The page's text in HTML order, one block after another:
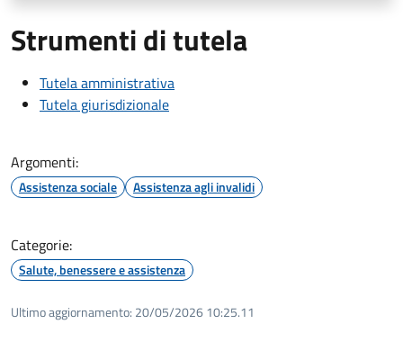
Strumenti di tutela
Tutela amministrativa
Tutela giurisdizionale
Argomenti:
Assistenza sociale Assistenza agli invalidi
Categorie:
Salute, benessere e assistenza
Ultimo aggiornamento: 20/05/2026 10:25.11